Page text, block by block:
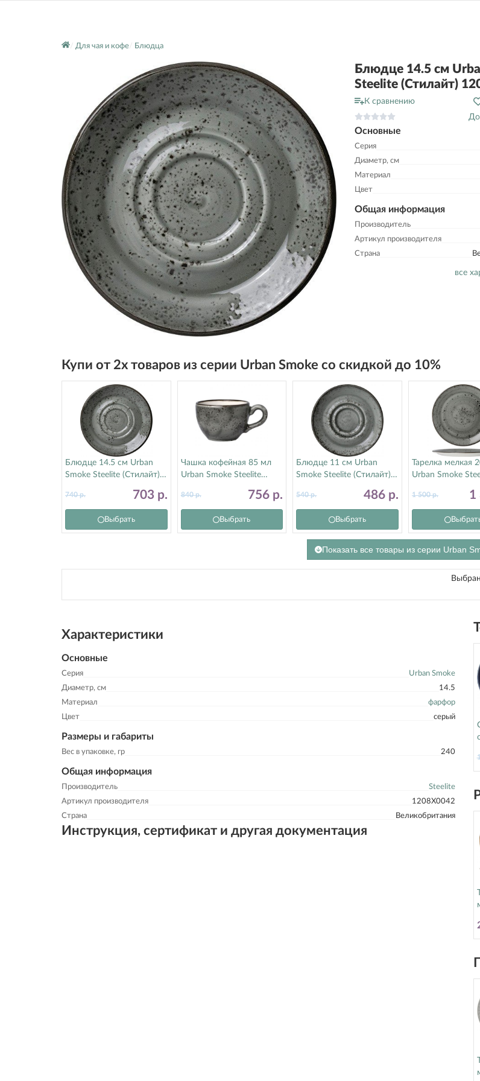
Для чая и кофе Блюдца
Блюдце 14.5 см
Steelite (Стилайт)
К сравнению
Основные
Серия
Диаметр, см
Материал
Цвет
Общая информация
Производитель
Артикул производителя
Страна
все
Купи от 2х товаров из серии Urban Smoke со скидкой до 10%
Блюдце 14.5 см Urban
Smoke Steelite (Стилайт)
703 р.
740р.
Выбрать
Чашка кофейная 85 мл
Urban Smoke Steelite
756 р.
840р.
Выбрать
Блюдце 11 см Urban
Smoke Steelite (Стилайт)
486 р.
540р.
Выбрать
Тарелка мелкая
Urban Smoke
1
1 500р.
Показать все товары из серии Urban
Характеристики
Основные
Серия
Urban Smoke
Диаметр, см
14.5
Материал
фарфор
Цвет
серый
Размеры и габариты
Вес в упаковке, гр 240
Общая информация
Производитель
Steelite
Артикул производителя
1208X0042
Страна
Великобритания
Инструкция, сертификат и другая документация